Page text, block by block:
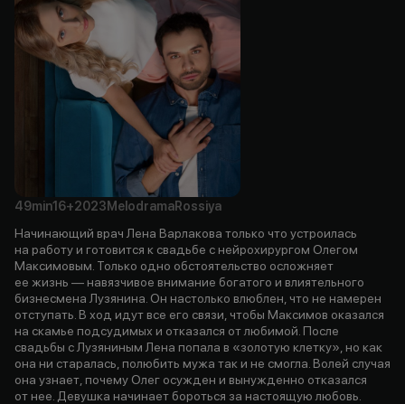
49min16+2023 MelodramaRossiya
Начинающий врач Лена Варлакова только что устроилась
на работу и готовится к свадьбе с нейрохирургом Олегом
Максимовым. Только одно обстоятельство осложняет
ее жизнь — навязчивое внимание богатого и влиятельного
бизнесмена Лузянина. Он настолько влюблен, что не намерен
отступать. В ход идут все его связи, чтобы Максимов оказался
на скамье подсудимых и отказался от любимой. После
свадьбы с Лузяниным Лена попала в «золотую клетку», но как
она ни старалась, полюбить мужа так и не смогла. Волей случая
она узнает, почему Олег осужден и вынужденно отказался
от нее. Девушка начинает бороться за настоящую любовь.